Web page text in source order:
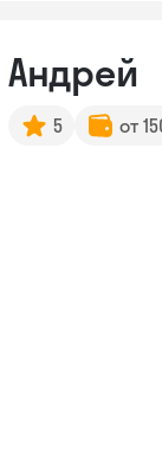
Андрей
5 от